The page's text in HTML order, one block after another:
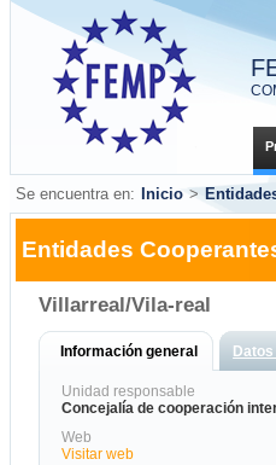
Se encuentra en: Inicio >
Entidades
Villarreal/Vila-real
Información general
Unidad responsable
Concejalía de cooperación
Web
Visitar web